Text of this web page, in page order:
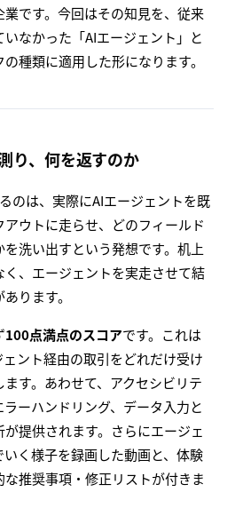
です。今回はその知見を、従来
なかった「AIエージェント」と
種類に適用した形になります。
り、何を返すのか
のは、実際にAIエージェントを既
ウトに走らせ、どのフィールド
洗い出すという発想です。机上
、エージェントを実走させて結
ります。
100点満点のスコアです。これは
ント経由の取引をどれだけ受け
す。あわせて、アクセシビリテ
ーハンドリング、データ入力と
提供されます。さらにエージェ
く様子を録画した動画と、体験
推奨事項・修正リストが付きま